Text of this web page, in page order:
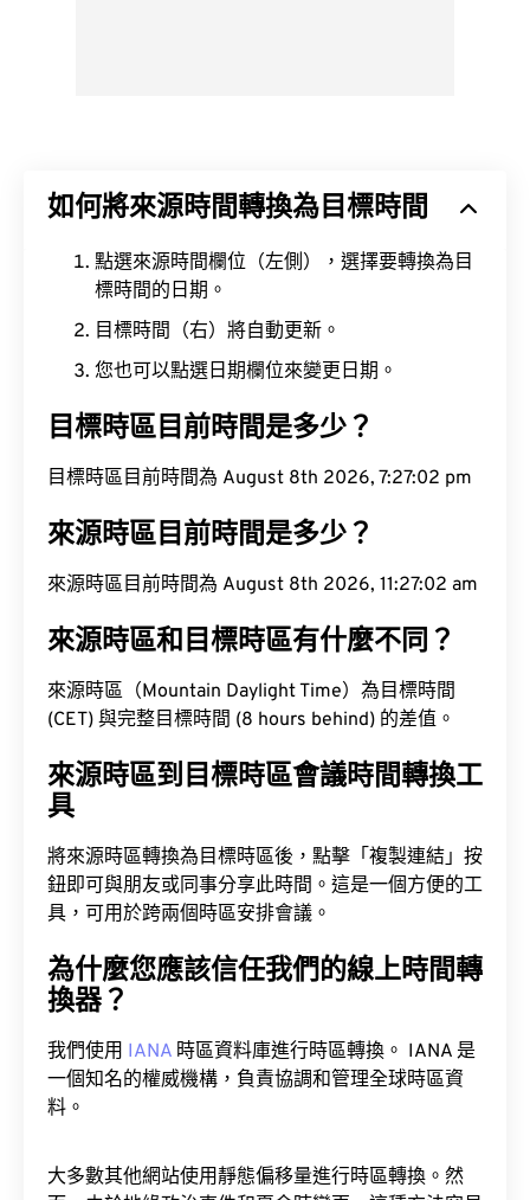
如何將來源時間轉換為目標時間
點選來源時間欄位（左側），選擇要轉換為目
標時間的日期。
目標時間（右）將自動更新。
您也可以點選日期欄位來變更日期。
目標時區目前時間是多少？
目標時區目前時間為 August 8th 2026, 7:27:03 pm
來源時區目前時間是多少？
來源時區目前時間為 August 8th 2026, 11:27:03 am
來源時區和目標時區有什麼不同？
來源時區（Mountain Daylight Time）為目標時間
(CET) 與完整目標時間 (8 hours behind) 的差值。
來源時區到目標時區會議時間轉換工
具
將來源時區轉換為目標時區後，點擊「複製連結」按
鈕即可與朋友或同事分享此時間。這是一個方便的工
具，可用於跨兩個時區安排會議。
為什麼您應該信任我們的線上時間轉
換器？
我們使用 IANA 時區資料庫進行時區轉換。 IANA 是
一個知名的權威機構，負責協調和管理全球時區資
料。
大多數其他網站使用靜態偏移量進行時區轉換。然